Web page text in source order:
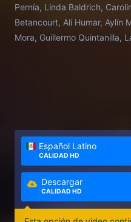
Pernía, Linda Baldrich,
Betancourt, Alí Humar, Aylín
Mora, Guillermo Quintanilla,
Español Latino
CALIDAD HD
Descargar
CALIDAD HD